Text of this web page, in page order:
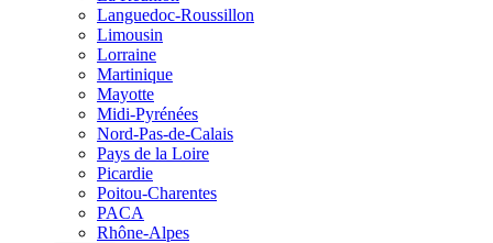
Languedoc-Roussillon
Limousin
Lorraine
Martinique
Mayotte
Midi-Pyrénées
Nord-Pas-de-Calais
Pays de la Loire
Picardie
Poitou-Charentes
PACA
Rhône-Alpes